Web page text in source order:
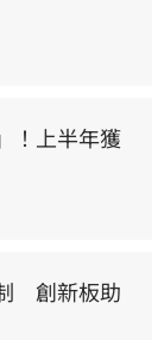
！上半年獲
　創新板助